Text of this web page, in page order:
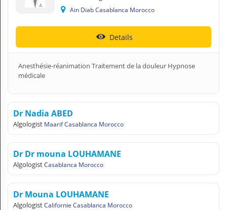
Ain Diab Casablanca Morocco
Details
Anesthésie-réanimation Traitement de la douleur Hypnose
médicale
Dr Nadia ABED
Algologist Maarif Casablanca Morocco
Dr Dr mouna LOUHAMANE
AlgologistCasablanca Morocco
Dr Mouna LOUHAMANE
AlgologistCalifornie Casablanca Morocco